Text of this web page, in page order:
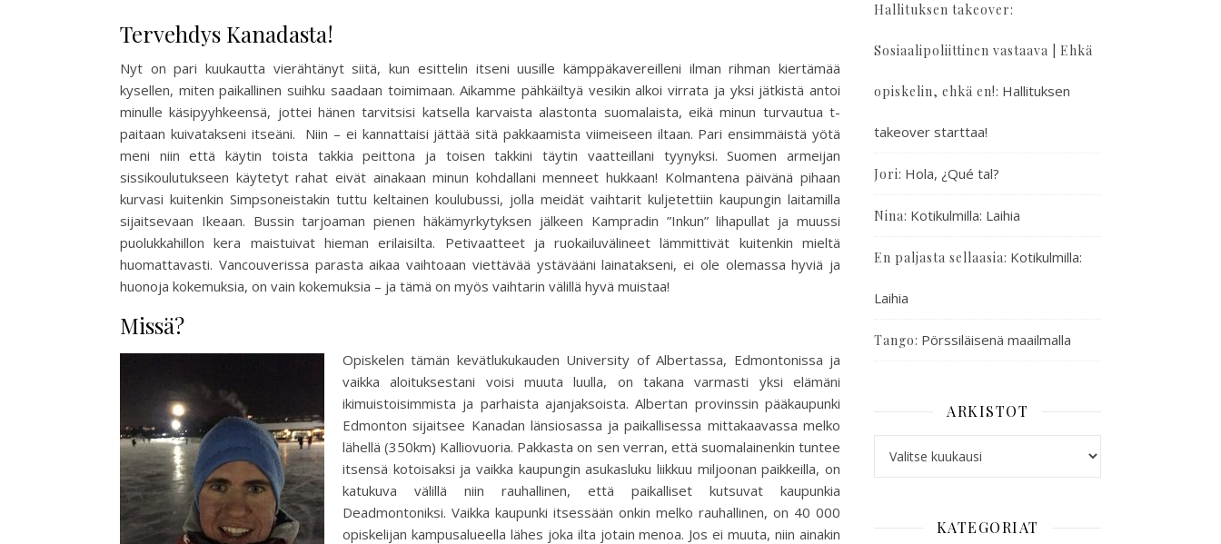
Tervehdys Kanadasta!
Nyt on pari kuukautta vierähtänyt siitä, kun esittelin itseni uusille kämppäkavereilleni ilman rihman kiertämää
kysellen, miten paikallinen suihku saadaan toimimaan. Aikamme pähkäiltyä vesikin alkoi virrata ja yksi jätkistä antoi
minulle käsipyyhkeensä, jottei hänen tarvitsisi katsella karvaista alastonta suomalaista, eikä minun turvautua t-
paitaan kuivatakseni itseäni. Niin – ei kannattaisi jättää sitä pakkaamista viimeiseen iltaan. Pari ensimmäistä yötä
meni niin että käytin toista takkia peittona ja toisen takkini täytin vaatteillani tyynyksi. Suomen armeijan
sissikoulutukseen käytetyt rahat eivät ainakaan minun kohdallani menneet hukkaan! Kolmantena päivänä pihaan
kurvasi kuitenkin Simpsoneistakin tuttu keltainen koulubussi, jolla meidät vaihtarit kuljetettiin kaupungin laitamilla
sijaitsevaan Ikeaan. Bussin tarjoaman pienen häkämyrkytyksen jälkeen Kampradin ”Inkun” lihapullat ja muussi
puolukkahillon kera maistuivat hieman erilaisilta. Petivaatteet ja ruokailuvälineet lämmittivät kuitenkin mieltä
huomattavasti. Vancouverissa parasta aikaa vaihtoaan viettävää ystävääni lainatakseni, ei ole olemassa hyviä ja
huonoja kokemuksia, on vain kokemuksia – ja tämä on myös vaihtarin välillä hyvä muistaa!
Missä?
Opiskelen tämän kevätlukukauden University of Albertassa, Edmontonissa ja
vaikka aloituksestani voisi muuta luulla, on takana varmasti yksi elämäni
ikimuistoisimmista ja parhaista ajanjaksoista. Albertan provinssin pääkaupunki
Edmonton sijaitsee Kanadan länsiosassa ja paikallisessa mittakaavassa melko
lähellä (350km) Kalliovuoria. Pakkasta on sen verran, että suomalainenkin tuntee
itsensä kotoisaksi ja vaikka kaupungin asukasluku liikkuu miljoonan paikkeilla, on
katukuva välillä niin rauhallinen, että paikalliset kutsuvat kaupunkia
Deadmontoniksi. Vaikka kaupunki itsessään onkin melko rauhallinen, on 40 000
opiskelijan kampusalueella lähes joka ilta jotain menoa. Jos ei muuta, niin ainakin
Hallituksen takeover:
Sosiaalipoliittinen vastaava | Ehkä
opiskelin, ehkä en!: Hallituksen
takeover starttaa!
Jori: Hola, ¿Qué tal?
Nina: Kotikulmilla: Laihia
En paljasta sellaasia: Kotikulmilla:
Laihia
Tango: Pörssiläisenä maailmalla
ARKISTOT
KATEGORIAT